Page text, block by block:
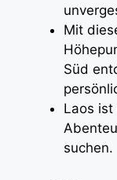
Mit
Süd
Laos
suchen.